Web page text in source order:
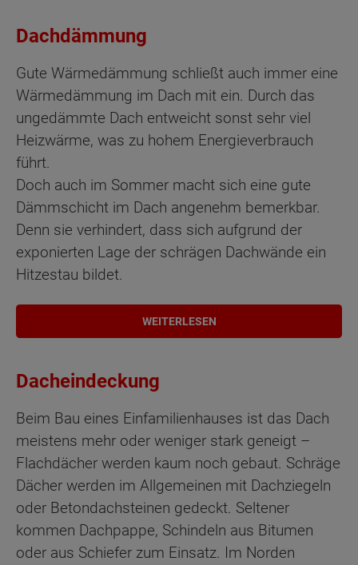
Dachdämmung
Gute Wärmedämmung schließt auch immer eine
Wärmedämmung im Dach mit ein. Durch das
ungedämmte Dach entweicht sonst sehr viel
Heizwärme, was zu hohem Energieverbrauch
führt.
Doch auch im Sommer macht sich eine gute
Dämmschicht im Dach angenehm bemerkbar.
Denn sie verhindert, dass sich aufgrund der
exponierten Lage der schrägen Dachwände ein
Hitzestau bildet.
WEITERLESEN
Dacheindeckung
Beim Bau eines Einfamilienhauses ist das Dach
meistens mehr oder weniger stark geneigt –
Flachdächer werden kaum noch gebaut. Schräge
Dächer werden im Allgemeinen mit Dachziegeln
oder Betondachsteinen gedeckt. Seltener
kommen Dachpappe, Schindeln aus Bitumen
oder aus Schiefer zum Einsatz. Im Norden